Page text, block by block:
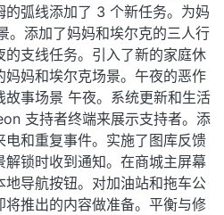
的弧线添加了 3 个新任务。为妈
。添加了妈妈和埃尔克的三人行
支线任务。引入了新的家庭休
妈和埃尔克场景。午夜的恶作
故事场景 午夜。系统更新和生活
支持者终端来展示支持者。添
和重复事件。实施了图库反馈
锁时收到通知。在商城主屏幕
导航按钮。对加油站和拖车公
推出的内容做准备。平衡与修